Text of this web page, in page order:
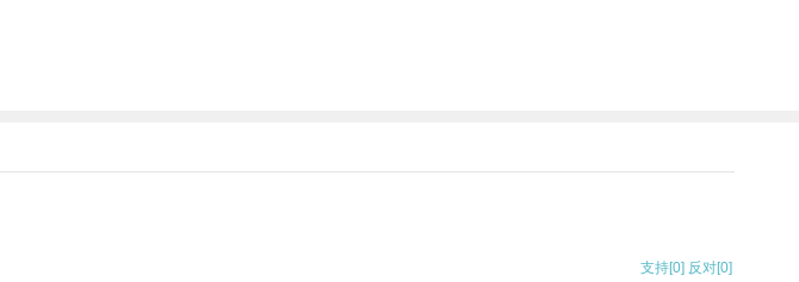
支持[0] 反对[0]